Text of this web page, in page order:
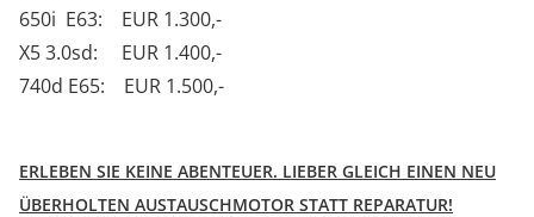
650i E63:
EUR 1.300,-
X5 3.0sd:
EUR 1.400,-
740d E65:
EUR 1.500,-
ERLEBEN SIE KEINE ABENTEUER. LIEBER GLEICH EINEN NEU
ÜBERHOLTEN AUSTAUSCHMOTOR STATT REPARATUR!